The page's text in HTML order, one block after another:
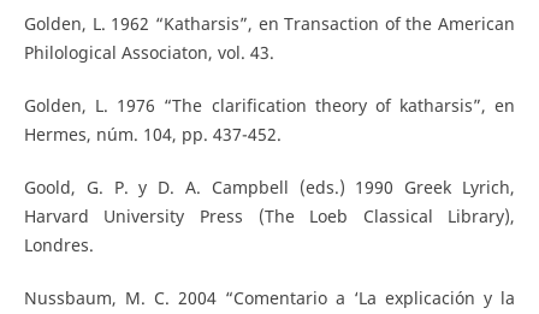
Golden, L. 1962 “Katharsis”, en Transaction of the American
Philological Associaton, vol. 43.
Golden, L. 1976 “The clarification theory of katharsis”, en
Hermes, núm. 104, pp. 437-452.
Goold, G. P. y D. A. Campbell (eds.) 1990 Greek Lyrich,
Harvard University Press (The Loeb Classical Library),
Londres.
Nussbaum, M. C. 2004 “Comentario a ‘La explicación y la